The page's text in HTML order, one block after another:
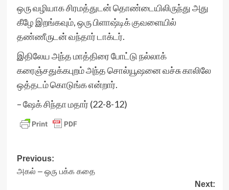
ஒரு வழியாக சிரமத்துடன் தொண்டையிலிருந்து அது
கீழே இறங்கவும், ஒரு பிளாஷ்டிக் குவளையில்
தண்ணீருடன் வந்தார் டாக்டர்.
இதிலேய அந்த மாத்திரை போட்டு நல்லாக்
கரைஞ்சதுக்கபுறம் அந்த சொல்யூஷனை வச்சு காலிலே
ஒத்தடம் கொடுங்க என்றார்.
– ஷேக் சிந்தா மதார் (22-8-12)
Post
navigation
Previous:
அகல் – ஒரு பக்க கதை
Next: